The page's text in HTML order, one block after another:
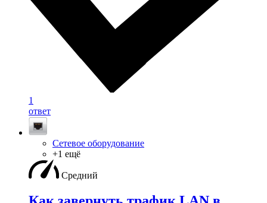
1
ответ
Сетевое оборудование
+1 ещё
Средний